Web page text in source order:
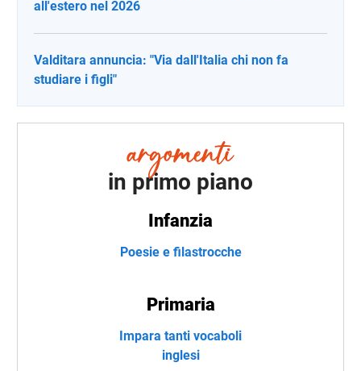
all'estero nel 2026
Valditara annuncia: "Via dall'Italia chi non fa
studiare i figli"
in primo piano
Infanzia
Poesie e filastrocche
Primaria
Impara tanti vocaboli
inglesi